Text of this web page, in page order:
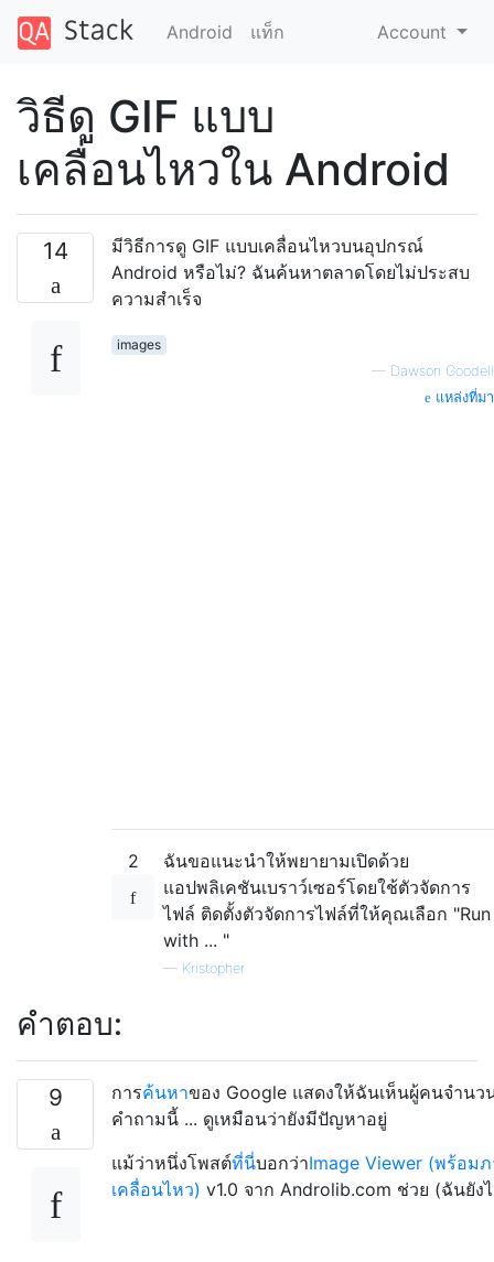
Android แท็ก Account
วิธีดู GIF แบบ
เคลื่อนไหวใน Android
14
มีวิธีการดู GIF แบบเคลื่อนไหวบนอุปกรณ์
Android หรือไม่? ฉันค้นหาตลาดโดยไม่ประสบ
ความสำเร็จ
images
— Dawson Goodell
แหล่งที่มา
2
ฉันขอแนะนำให้พยายามเปิดด้วย
แอปพลิเคชันเบราว์เซอร์โดยใช้ตัวจัดการ
ไฟล์ ติดตั้งตัวจัดการไฟล์ที่ให้คุณเลือก "Run
with ... "
— Kristopher
คำตอบ:
9 การค้นหาของ Google แสดงให้ฉันเห็นผู้คนจำนว
คำถามนี้ ... ดูเหมือนว่ายังมีปัญหาอยู่
แม้ว่าหนึ่งโพสต์ที่นี่บอกว่าImage Viewer (พร้อม
เคลื่อนไหว) v1.0 จาก Androlib.com ช่วย (ฉันยัง